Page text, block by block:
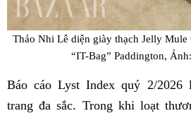
Thảo Nhi Lê diện giày thạch Jelly
“IT-Bag” Paddington,
Báo cáo Lyst Index quý 2/
trang đa sắc. Trong khi loạt